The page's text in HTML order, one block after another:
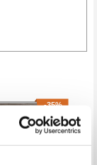
-35%